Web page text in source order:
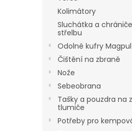
Kolimátory
Sluchátka a
střelbu
Odolné kufry Magpul
Čištění na zbraně
Nože
Sebeobrana
Tašky a pouzdra na
tlumiče
Potřeby pro